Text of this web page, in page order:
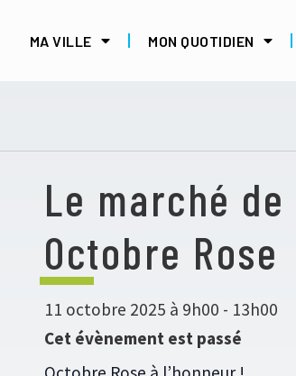
MA VILLE MON QUOTIDIEN
Le marché
Octobre Rose
11 octobre 2025 à 9h00 - 13h00
Cet évènement est passé